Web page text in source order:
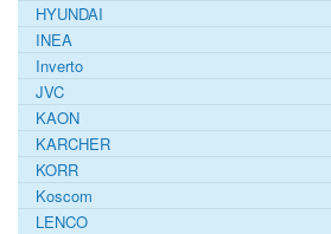
HYUNDAI
INEA
Inverto
JVC
KAON
KARCHER
KORR
Koscom
LENCO